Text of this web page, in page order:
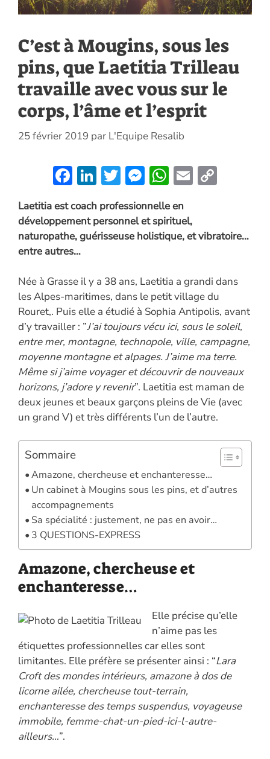
C’est à Mougins, sous les
pins, que Laetitia Trilleau
travaille avec vous sur le
corps, l’âme et l’esprit
25 février 2019 par L'Equipe Resalib
F
ac
e
b
o
o
k
Li
n
k
e
n
T
w
itt
er
M
es
se
n
er
W
h
at
s
p
E
m
l y
k
Laetitia est coach professionnelle en
développement personnel et spirituel,
naturopathe, guérisseuse holistique, et vibratoire…
entre autres…
Née à Grasse il y a 38 ans, Laetitia a grandi dans
les Alpes-maritimes, dans le petit village du
Rouret,. Puis elle a étudié à Sophia Antipolis, avant
d’y travailler : ”J’ai toujours vécu ici, sous le soleil,
entre mer, montagne, technopole, ville, campagne,
moyenne montagne et alpages. J’aime ma terre.
Même si j’aime voyager et découvrir de nouveaux
horizons, j’adore y revenir”. Laetitia est maman de
deux jeunes et beaux garçons pleins de Vie (avec
un grand V) et très différents l’un de l’autre.
Sommaire
Amazone, chercheuse et enchanteresse…
Un cabinet à Mougins sous les pins, et d’autres
accompagnements
Sa spécialité : justement, ne pas en avoir…
3 QUESTIONS-EXPRESS
Amazone, chercheuse et
enchanteresse…
Elle précise qu’elle
n’aime pas les
étiquettes professionnelles car elles sont
limitantes. Elle préfère se présenter ainsi : “Lara
Croft des mondes intérieurs, amazone à dos de
licorne ailée, chercheuse tout-terrain,
enchanteresse des temps suspendus, voyageuse
immobile, femme-chat-un-pied-ici-l-autre-
ailleurs…”.